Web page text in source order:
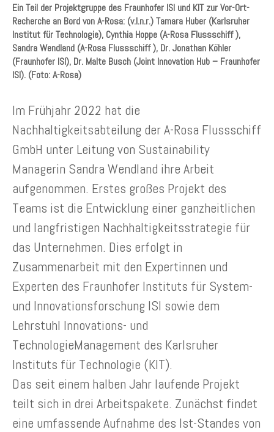
Ein Teil der Projektgruppe des Fraunhofer ISI und KIT zur Vor-Ort-
Recherche an Bord von A-Rosa: (v.l.n.r.) Tamara Huber (Karlsruher
Institut für Technologie), Cynthia Hoppe (A-Rosa Flussschiff ),
Sandra Wendland (A-Rosa Flussschiff ), Dr. Jonathan Köhler
(Fraunhofer ISI), Dr. Malte Busch (Joint Innovation Hub – Fraunhofer
ISI). (Foto: A-Rosa)
Im Frühjahr 2022 hat die
Nachhaltigkeitsabteilung der A-Rosa Flussschiff
GmbH unter Leitung von Sustainability
Managerin Sandra Wendland ihre Arbeit
aufgenommen. Erstes großes Projekt des
Teams ist die Entwicklung einer ganzheitlichen
und langfristigen Nachhaltigkeitsstrategie für
das Unternehmen. Dies erfolgt in
Zusammenarbeit mit den Expertinnen und
Experten des Fraunhofer Instituts für System-
und Innovationsforschung ISI sowie dem
Lehrstuhl Innovations- und
TechnologieManagement des Karlsruher
Instituts für Technologie (KIT).
Das seit einem halben Jahr laufende Projekt
teilt sich in drei Arbeitspakete. Zunächst findet
eine umfassende Aufnahme des Ist-Standes von